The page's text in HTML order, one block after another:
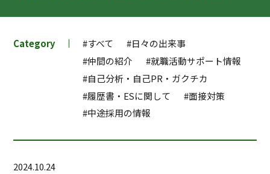
Category #すべて
#日々の出来事
#仲間の紹介
#就職活動サポート情報
#自己分析・自己PR・ガクチカ
#履歴書・ESに関して
#面接対策
#中途採用の情報
2024.10.24